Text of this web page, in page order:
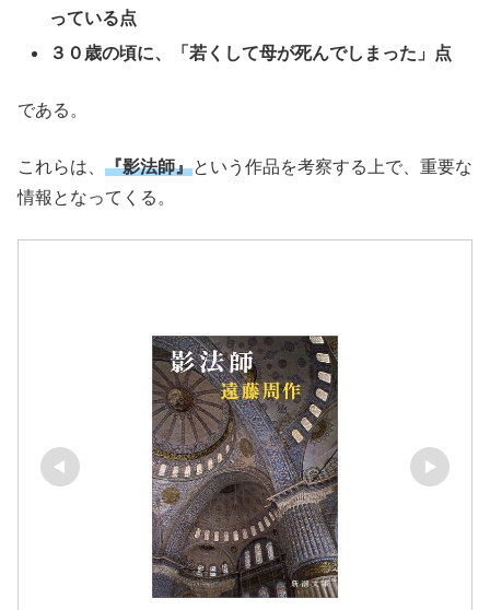
っている点
３０歳の頃に、「若くして母が死んでしまった」点
である。
これらは、 『影法師』という作品を考察する上で、重要な
情報となってくる。